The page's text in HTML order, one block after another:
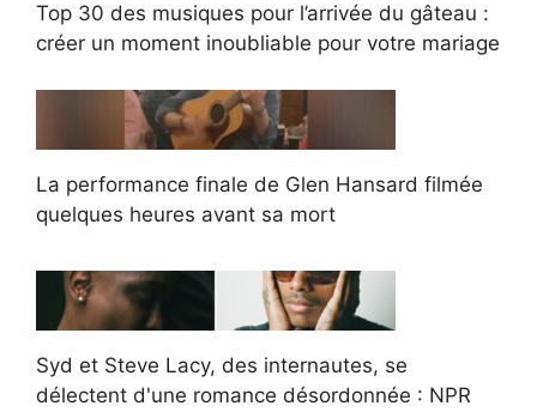
Top 30 des musiques pour l’arrivée du gâteau :
créer un moment inoubliable pour votre mariage
La performance finale de Glen Hansard filmée
quelques heures avant sa mort
Syd et Steve Lacy, des internautes, se
délectent d'une romance désordonnée : NPR